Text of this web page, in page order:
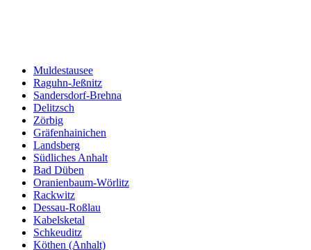
Muldestausee
Raguhn-Jeßnitz
Sandersdorf-Brehna
Delitzsch
Zörbig
Gräfenhainichen
Landsberg
Südliches Anhalt
Bad Düben
Oranienbaum-Wörlitz
Rackwitz
Dessau-Roßlau
Kabelsketal
Schkeuditz
Köthen (Anhalt)